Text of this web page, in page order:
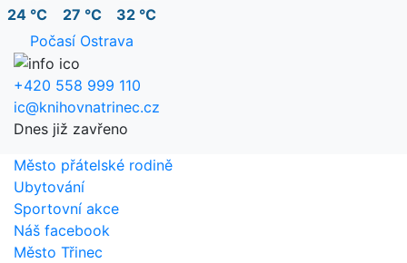
24 °C 27 °C
32 °C
Počasí Ostrava
+420 558 999 110
ic@knihovnatrinec.cz
Dnes již zavřeno
Město přátelské rodině
Ubytování
Sportovní akce
Náš facebook
Město Třinec